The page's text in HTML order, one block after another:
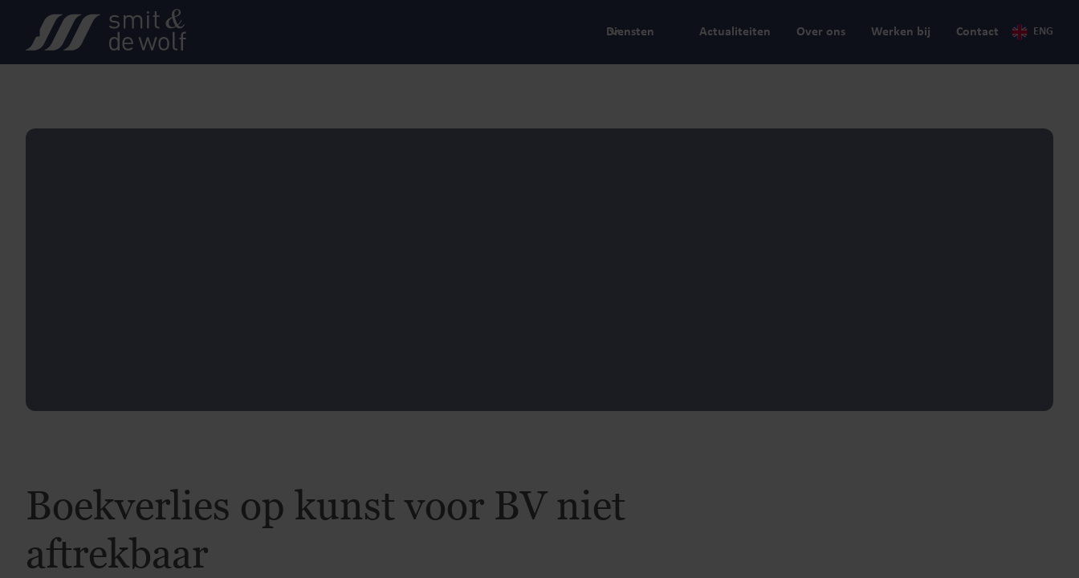
Diensten Actualiteiten Over ons Werken bij Contact ENG
Boekverlies op kunst voor BV niet
aftrekbaar